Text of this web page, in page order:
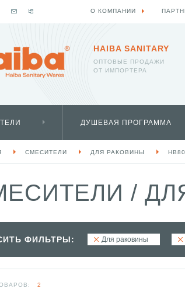
HAIBA SANITARY
ОПТОВЫЕ ПРОДАЖИ
ОТ ИМПОРТЕРА
ДУШЕВАЯ ПРОГРАММА
СМЕСИТЕЛИ ДЛЯ РАКОВИНЫ
/
ФИЛЬТРЫ: Для раковины
2
О КОМПАНИИ